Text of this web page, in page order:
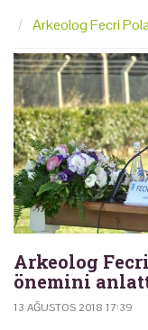
Arkeolog Fecri
Arkeolog
önemini
13 AĞUSTOS 2018 17:39